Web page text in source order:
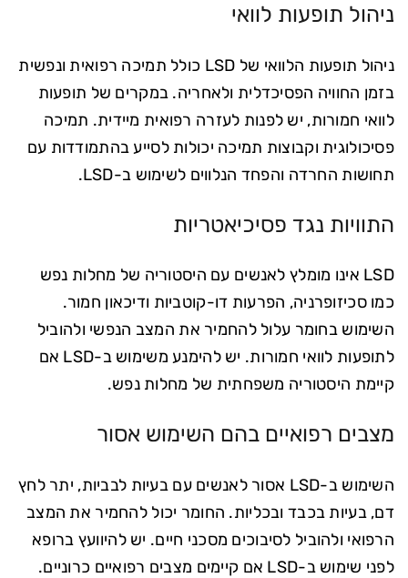
ניהול תופעות לוואי
ניהול תופעות הלוואי של LSD כולל תמיכה רפואית ונפשית
בזמן החוויה הפסיכדלית ולאחריה. במקרים של תופעות
לוואי חמורות, יש לפנות לעזרה רפואית מיידית. תמיכה
פסיכולוגית וקבוצות תמיכה יכולות לסייע בהתמודדות עם
תחושות החרדה והפחד הנלווים לשימוש ב-LSD.
התוויות נגד פסיכיאטריות
LSD אינו מומלץ לאנשים עם היסטוריה של מחלות נפש
כמו סכיזופרניה, הפרעות דו-קוטביות ודיכאון חמור.
השימוש בחומר עלול להחמיר את המצב הנפשי ולהוביל
לתופעות לוואי חמורות. יש להימנע משימוש ב-LSD אם
קיימת היסטוריה משפחתית של מחלות נפש.
מצבים רפואיים בהם השימוש אסור
השימוש ב-LSD אסור לאנשים עם בעיות לבביות, יתר לחץ
דם, בעיות בכבד ובכליות. החומר יכול להחמיר את המצב
הרפואי ולהוביל לסיבוכים מסכני חיים. יש להיוועץ ברופא
לפני שימוש ב-LSD אם קיימים מצבים רפואיים כרוניים.